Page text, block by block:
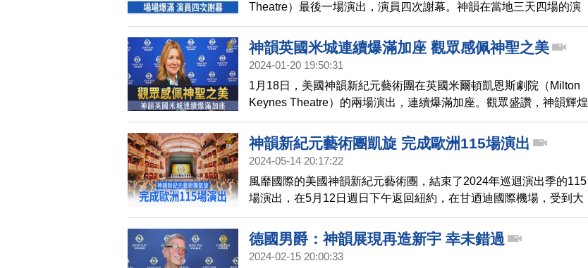
Theatre）最後一場演出，演員四次謝幕。神韻在當地三天四場的演
出，場場爆滿，有觀眾甚至在演出前在劇院門口求票。有幸得以觀看
演出的商業精英，讚美神韻是世界級的演出。
神韻英國米城連續爆滿加座 觀眾感佩神聖之美
2024-01-20 19:50:31
1月18日，美國神韻新紀元藝術團在英國米爾頓凱恩斯劇院（Milton
Keynes Theatre）的兩場演出，連續爆滿加座。觀眾盛讚，神韻輝煌
壯麗，有神聖之美。
神韻新紀元藝術團凱旋 完成歐洲115場演出
2024-05-14 20:17:22
風靡國際的美國神韻新紀元藝術團，結束了2024年巡迴演出季的115
場演出，在5月12日週日下午返回紐約，在甘迺迪國際機場，受到大
批粉絲歡迎。來看我們紐約記者的報導。
德國男爵：神韻展現再造新宇 幸未錯過
2024-02-15 20:00:33